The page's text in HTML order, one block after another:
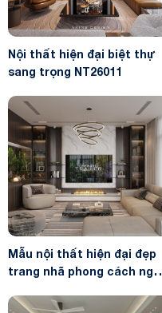
Nội thất hiện đại biệt thự
sang trọng NT26011
Mẫu nội thất hiện đại đẹp
trang nhã phong cách nghỉ